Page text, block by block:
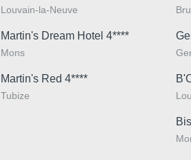
Louvain-la-Neuve
Martin's Dream Hotel 4****
Mons
Martin's Red 4****
Tubize
Les
3ans.